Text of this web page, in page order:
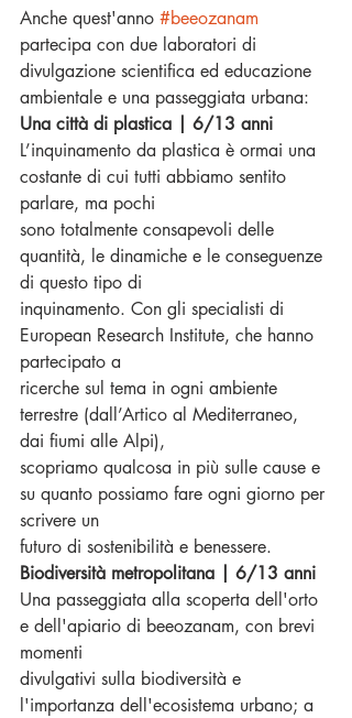
Anche quest'anno #beeozanam
partecipa con due laboratori di
divulgazione scientifica ed educazione
ambientale e una passeggiata urbana:
Una città di plastica | 6/13 anni
L’inquinamento da plastica è ormai una
costante di cui tutti abbiamo sentito
parlare, ma pochi
sono totalmente consapevoli delle
quantità, le dinamiche e le conseguenze
di questo tipo di
inquinamento. Con gli specialisti di
European Research Institute, che hanno
partecipato a
ricerche sul tema in ogni ambiente
terrestre (dall’Artico al Mediterraneo,
dai fiumi alle Alpi),
scopriamo qualcosa in più sulle cause e
su quanto possiamo fare ogni giorno per
scrivere un
futuro di sostenibilità e benessere.
Biodiversità metropolitana | 6/13 anni
Una passeggiata alla scoperta dell'orto
e dell'apiario di beeozanam, con brevi
momenti
divulgativi sulla biodiversità e
l'importanza dell'ecosistema urbano; a